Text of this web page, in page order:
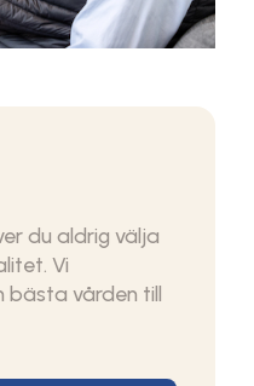
du aldrig välja
Vi
bästa vården till